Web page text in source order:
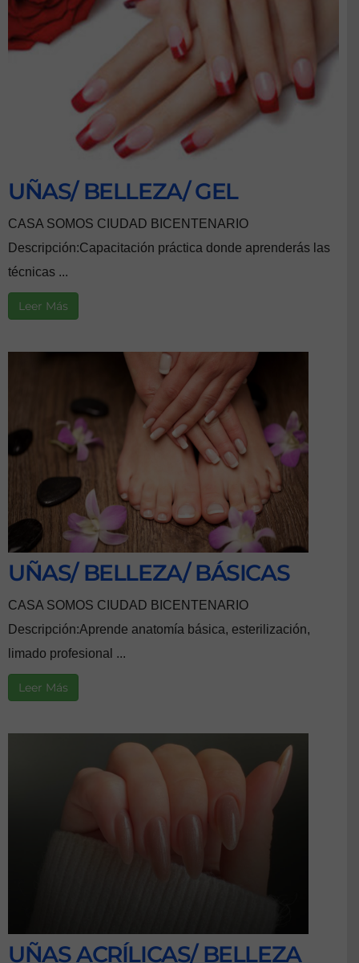
UÑAS/ BELLEZA/ GEL
CASA SOMOS CIUDAD BICENTENARIO
Descripción:Capacitación práctica donde aprenderás las
técnicas ...
Leer Más
UÑAS/ BELLEZA/ BÁSICAS
CASA SOMOS CIUDAD BICENTENARIO
Descripción:Aprende anatomía básica, esterilización,
limado profesional ...
Leer Más
UÑAS ACRÍLICAS/ BELLEZA